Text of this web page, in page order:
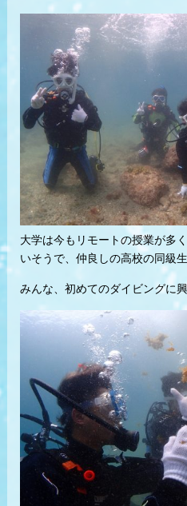
大学は今もリモートの授業が多
いそうで、仲良しの高校の同級
みんな、初めてのダイビングに興